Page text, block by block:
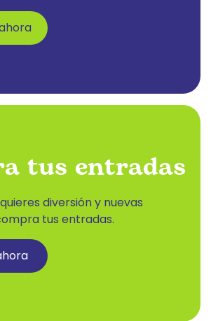
tus entradas
diversión y nuevas
tus entradas.